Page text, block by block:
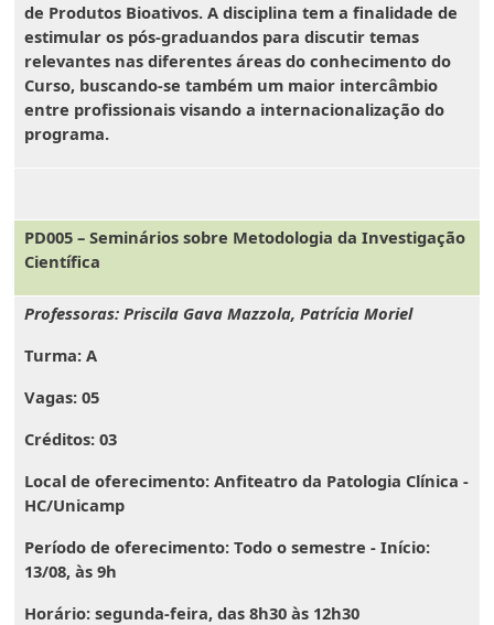
de Produtos Bioativos. A disciplina tem a finalidade de
estimular os pós-graduandos para discutir temas
relevantes nas diferentes áreas do conhecimento do
Curso, buscando-se também um maior intercâmbio
entre profissionais visando a internacionalização do
programa.
PD005 – Seminários sobre Metodologia da Investigação
Científica
Professoras: Priscila Gava Mazzola, Patrícia Moriel
Turma: A
Vagas: 05
Créditos: 03
Local de oferecimento: Anfiteatro da Patologia Clínica -
HC/Unicamp
Período de oferecimento: Todo o semestre - Início:
13/08, às 9h
Horário: segunda-feira, das 8h30 às 12h30